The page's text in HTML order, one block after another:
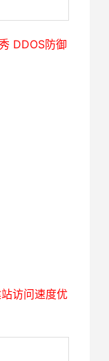
DDOS防御
访问速度优